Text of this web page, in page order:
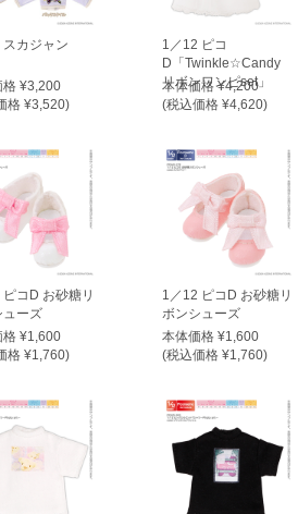
スカジャン
格 ¥3,200
格 ¥3,520)
1／12 ピコ
D「Twinkle☆Candy
リボンワンピset」
本体価格 ¥4,200
(税込価格 ¥4,620)
コD お砂糖リ
ューズ
格 ¥1,600
格 ¥1,760)
1／12 ピコD お砂糖リ
ボンシューズ
本体価格 ¥1,600
(税込価格 ¥1,760)